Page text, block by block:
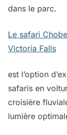
dans le parc.
Le safari
Victoria Falls
est l’option
safaris en
croisière
lumière